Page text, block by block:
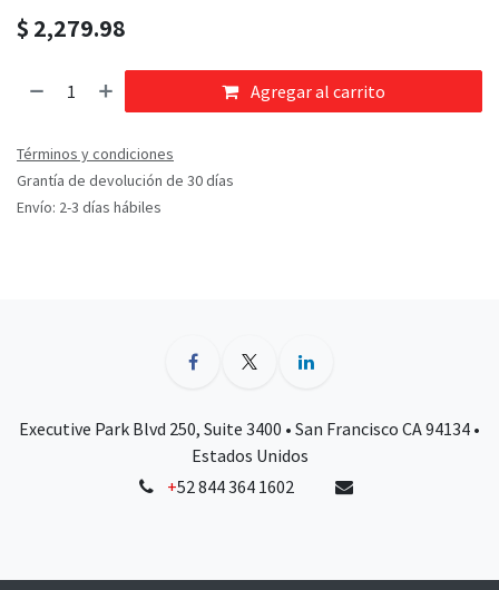
$ 2,279.98
Agregar al carrito
Términos y condiciones
Grantía de devolución de 30 días
Envío: 2-3 días hábiles
Executive Park Blvd 250, Suite 3400 • San Francisco CA 94134 •
Estados Unidos
+52 844 364 1602